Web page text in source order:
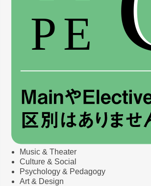
Music & Theater
Culture & Social
Psychology & Pedagogy
Art & Design